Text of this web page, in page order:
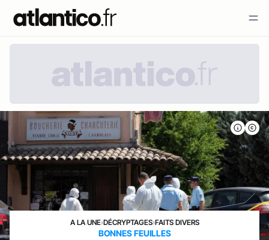
A LA UNE›DÉCRYPTAGES›FAITS DIVERS
BONNES FEUILLES